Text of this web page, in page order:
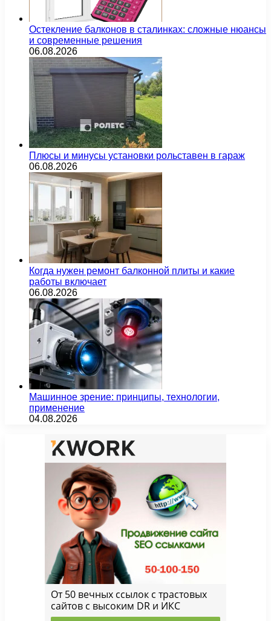
Остекление балконов в сталинках: сложные нюансы
и современные решения
06.08.2026
Плюсы и минусы установки рольставен в гараж
06.08.2026
Когда нужен ремонт балконной плиты и какие
работы включает
06.08.2026
Машинное зрение: принципы, технологии,
применение
04.08.2026